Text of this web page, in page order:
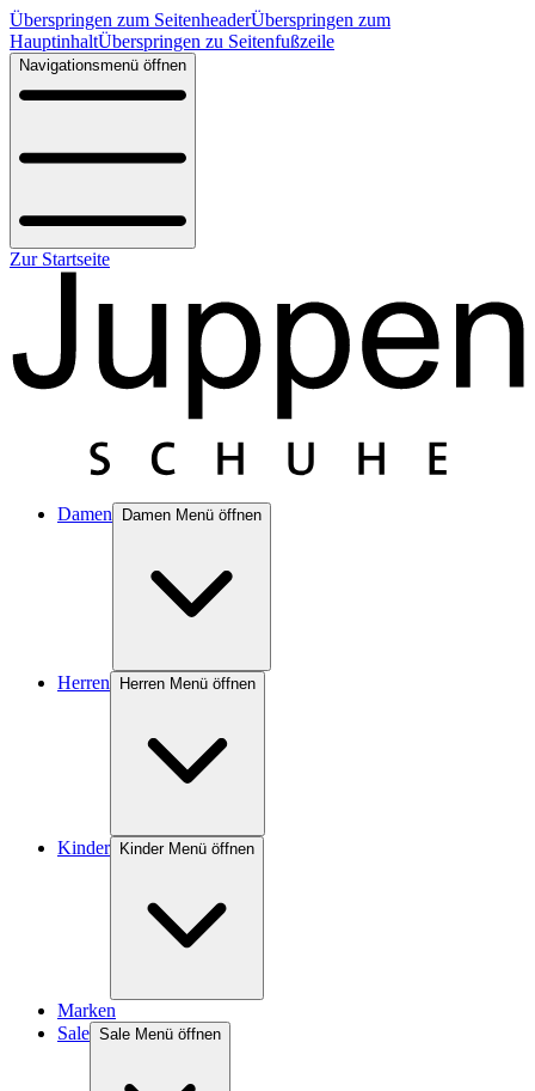
Überspringen zum SeitenheaderÜberspringen zum
HauptinhaltÜberspringen zu Seitenfußzeile
Navigationsmenü öffnen
Zur Startseite
Damen Damen Menü öffnen
Herren Herren Menü öffnen
Kinder Kinder Menü öffnen
Marken
Sale Sale Menü öffnen